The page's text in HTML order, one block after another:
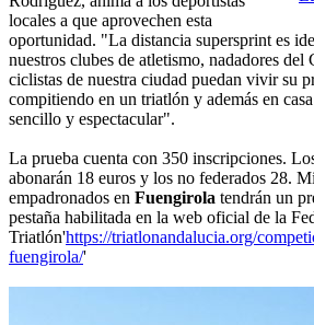
locales a que aprovechen esta
oportunidad. "La distancia supersprint es
nuestros clubes de atletismo, nadadores del
ciclistas de nuestra ciudad puedan vivir su
compitiendo en un triatlón y además en
sencillo y espectacular".
La prueba cuenta con 350 inscripciones.
abonarán 18 euros y los no federados 28.
empadronados en Fuengirola tendrán un
pestaña habilitada en la web oficial de la
Triatlón'https://triatlonandalucia.org/
fuengirola/'